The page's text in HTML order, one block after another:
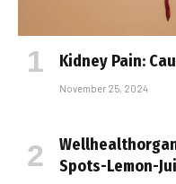
Kidney Pain:
November 25, 2024
Spots-Lemon-